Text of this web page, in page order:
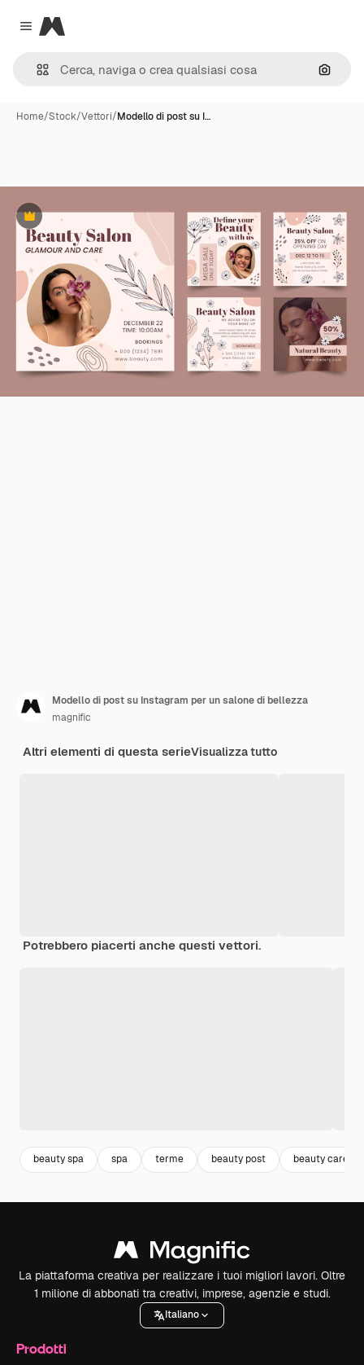
Close menu
Magnific
Cerca
Home/Stock/Vettori/Modello di post su I…
Premium
Modello di post su Instagram per un salone di bellezza
magnific
Altri elementi di questa serieVisualizza tutto
Potrebbero piacerti anche questi vettori.
beauty spa spa terme beauty post beauty care
La piattaforma creativa per realizzare i tuoi migliori lavori. Oltre
1 milione di abbonati tra creativi, imprese, agenzie e studi.
Italiano
Prodotti